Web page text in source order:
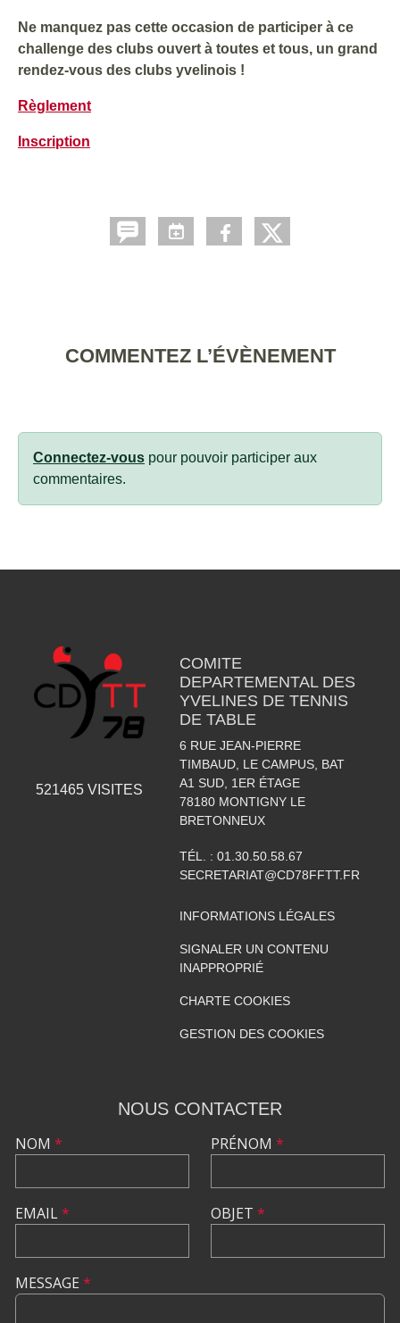
Ne manquez pas cette occasion de participer à ce
challenge des clubs ouvert à toutes et tous, un grand
rendez-vous des clubs yvelinois !
Règlement
Inscription
COMMENTEZ L’ÉVÈNEMENT
Connectez-vous pour pouvoir participer aux
commentaires.
521465 VISITES
COMITE
DEPARTEMENTAL DES
YVELINES DE TENNIS
DE TABLE
6 RUE JEAN-PIERRE
TIMBAUD, LE CAMPUS, BAT
A1 SUD, 1ER ÉTAGE
78180 MONTIGNY LE
BRETONNEUX
TÉL. : 01.30.50.58.67
SECRETARIAT@CD78FFTT.FR
INFORMATIONS LÉGALES
SIGNALER UN CONTENU
INAPPROPRIÉ
CHARTE COOKIES
GESTION DES COOKIES
NOUS CONTACTER
NOM *
EMAIL*
PRÉNOM *
OBJET *
MESSAGE *